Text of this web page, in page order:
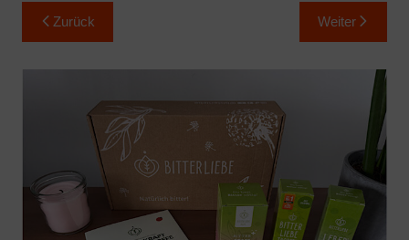
Beitragsnavigation
Zurück Weiter